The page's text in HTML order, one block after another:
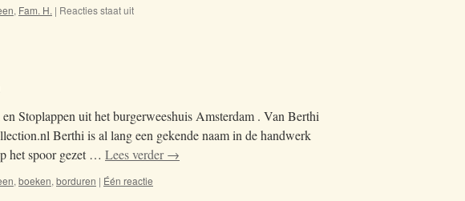
, Fam. H. | Reacties staat uit
Stoplappen uit het burgerweeshuis Amsterdam . Van Berthi
Berthi is al lang een gekende naam in de handwerk
het spoor gezet … Lees verder→
, boeken, borduren | Één reactie